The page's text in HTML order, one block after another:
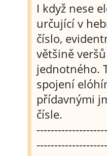
I když nese
určující v
číslo,
většině
jednotného.
spojení
přídavnými
čísle.